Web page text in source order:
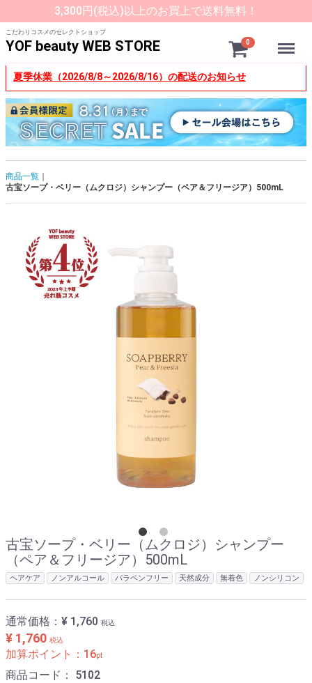
3,300円(税込)以上のお買上で送料無料！
こだわりコスメのセレクトショップ
YOF beauty WEB STORE 0 Menu
夏季休業（2026/8/8～2026/8/16）の配送のお知らせ
商品一覧
古宝ソープ・ベリー（ムクロジ）シャンプー（ペア＆フリージア）500mL
古宝ソープ・ベリー（ムクロジ）シャンプー
（ペア＆フリージア）500mL
ヘアケア ノンアルコール パラベンフリー 天然成分 無着色 ノンシリコン
通常価格： ¥ 1,760 税込
¥ 1,760 税込
加算ポイント： 16pt
商品コード： 5102